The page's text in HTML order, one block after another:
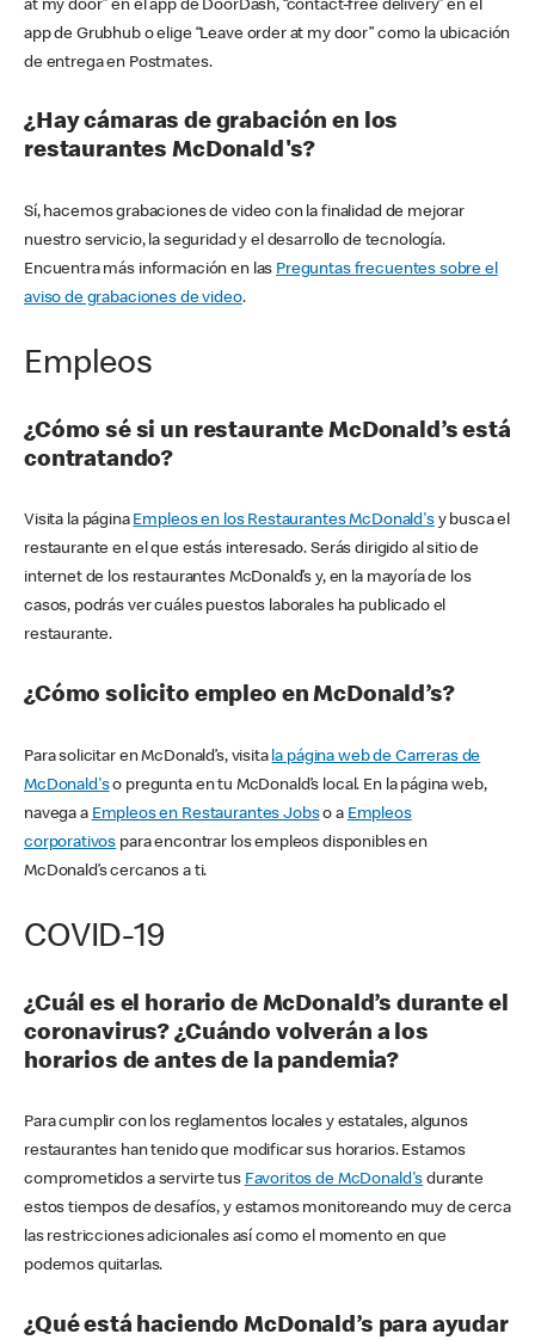
at my door” en el app de DoorDash, “contact-free delivery” en el
app de Grubhub o elige “Leave order at my door” como la ubicación
de entrega en Postmates.
¿Hay cámaras de grabación en los
restaurantes McDonald's?
Sí, hacemos grabaciones de video con la finalidad de mejorar
nuestro servicio, la seguridad y el desarrollo de tecnología.
Encuentra más información en las Preguntas frecuentes sobre el
aviso de grabaciones de video.
Empleos
¿Cómo sé si un restaurante McDonald’s está
contratando?
Visita la página Empleos en los Restaurantes McDonald'sy busca el
restaurante en el que estás interesado. Serás dirigido al sitio de
internet de los restaurantes McDonald’s y, en la mayoría de los
casos, podrás ver cuáles puestos laborales ha publicado el
restaurante.
¿Cómo solicito empleo en McDonald’s?
Para solicitar en McDonald’s, visita la página web de Carreras de
McDonald'so pregunta en tu McDonald’s local. En la página web,
navega a Empleos en Restaurantes Jobso a Empleos
corporativos para encontrar los empleos disponibles en
McDonald’s cercanos a ti.
COVID-19
¿Cuál es el horario de McDonald’s durante el
coronavirus? ¿Cuándo volverán a los
horarios de antes de la pandemia?
Para cumplir con los reglamentos locales y estatales, algunos
restaurantes han tenido que modificar sus horarios. Estamos
comprometidos a servirte tus Favoritos de McDonald's durante
estos tiempos de desafíos, y estamos monitoreando muy de cerca
las restricciones adicionales así como el momento en que
podemos quitarlas.
¿Qué está haciendo McDonald’s para ayudar